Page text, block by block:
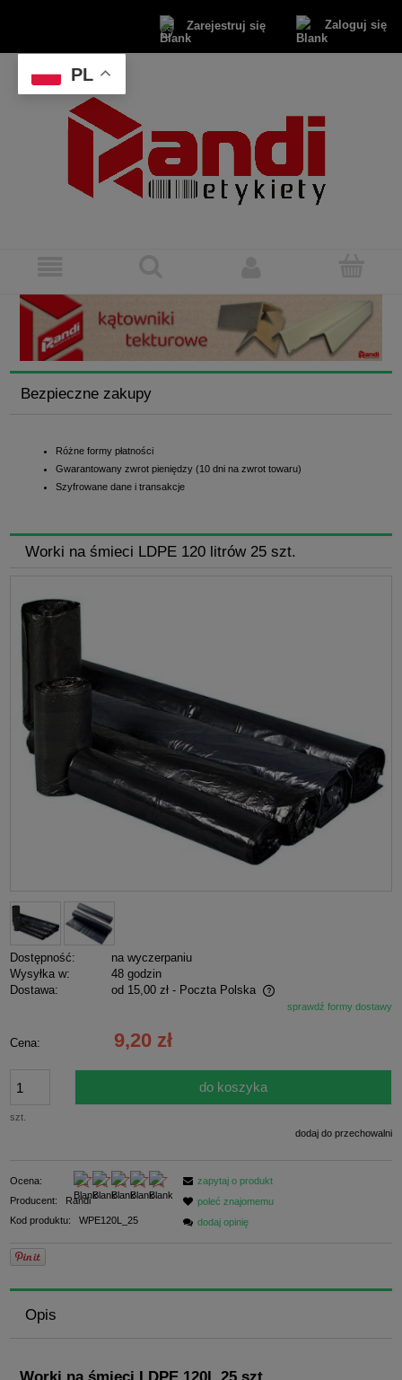
Zarejestruj się Zaloguj się
Bezpieczne zakupy
Różne formy płatności
Gwarantowany zwrot pieniędzy (10 dni na zwrot towaru)
Szyfrowane dane i transakcje
Worki na śmieci LDPE 120 litrów 25 szt.
Dostępność:
na wyczerpaniu
Wysyłka w:
48 godzin
Dostawa:
od 15,00 zł - Poczta Polska
Cena nie zawiera ewentualnych kosztów płatnościsprawdź formy dostawy
Cena: 9,20 zł
szt.
do koszyka
dodaj do przechowalni
Ocena:
Producent:
Randi
Kod produktu:
WPE120L_25
zapytaj o produkt
poleć znajomemu
dodaj opinię
Opis
Worki na śmieci LDPE 120L 25 szt.
PL